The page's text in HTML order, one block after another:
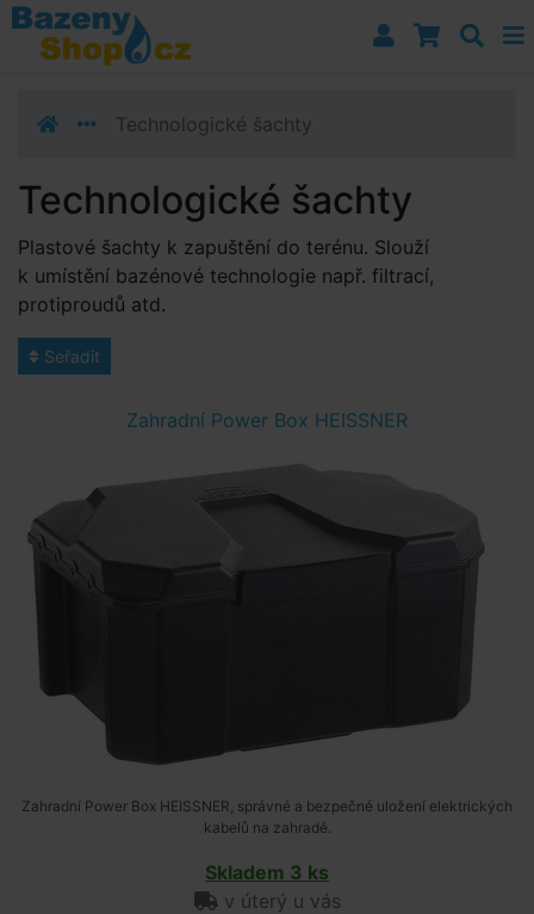
Přejít k navigaci
Přejít na obsah
Přejít k postrannímu sloupci
Technologické šachty
Technologické šachty
Plastové šachty k zapuštění do terénu. Slouží
k umístění bazénové technologie např. filtrací,
protiproudů atd.
Seřadit
Zahradní Power Box HEISSNER
Zahradní Power Box HEISSNER, správné a bezpečné uložení elektrických
kabelů na zahradě.
Skladem 3 ks
v úterý u vás